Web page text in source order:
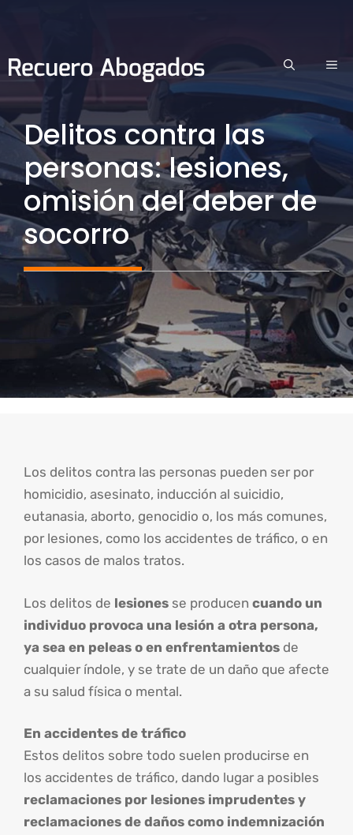
contenido
Delitos contra las
personas: lesiones,
omisión del deber de
socorro
Los delitos contra las personas pueden ser por
homicidio, asesinato, inducción al suicidio,
eutanasia, aborto, genocidio o, los más comunes,
por lesiones, como los accidentes de tráfico, o en
los casos de malos tratos.
Los delitos de lesiones se producen cuando un
individuo provoca una lesión a otra persona,
ya sea en peleas o en enfrentamientos de
cualquier índole, y se trate de un daño que afecte
a su salud física o mental.
En accidentes de tráfico
Estos delitos sobre todo suelen producirse en
los accidentes de tráfico, dando lugar a posibles
reclamaciones por lesiones imprudentes y
reclamaciones de daños como indemnización